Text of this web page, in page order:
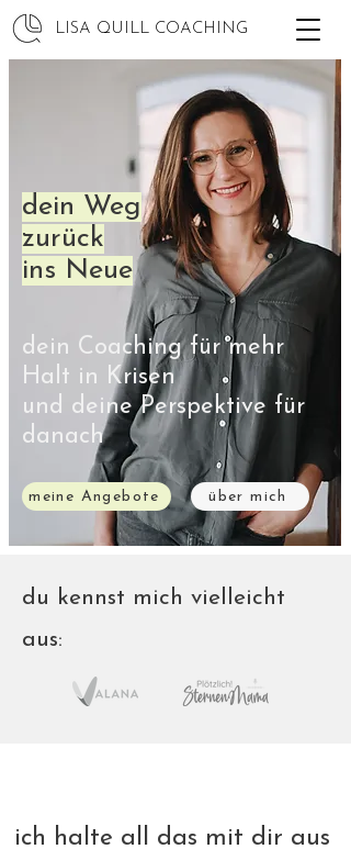
LISA QUILL COACHING
dein Weg
zurück
ins Neue
über mich
meine Angebote
dein Coaching für mehr
Halt in Krisen
und deine Perspektive für
danach
du kennst mich vielleicht
aus:
ich halte all das mit dir aus